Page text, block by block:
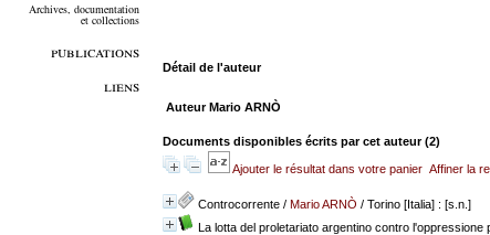
Archives, documentation
et collections
publications
liens
Détail de l'auteur
Auteur Mario ARNÒ
Documents disponibles écrits par cet auteur (2)
Ajouter le résultat dans votre panier Affiner la
Controcorrente/ Mario ARNÒ / Torino [Italia] : [s.n.]
La lotta del proletariato argentino contro l'oppressione